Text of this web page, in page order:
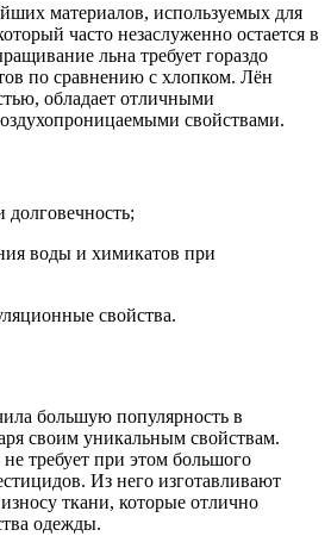
материалов, используемых для
часто незаслуженно остается в
льна требует гораздо
по сравнению с хлопком. Лён
обладает отличными
свойствами.
воды и химикатов при
свойства.
большую популярность в
своим уникальным свойствам.
требует при этом большого
Из него изготавливают
ткани, которые отлично
одежды.